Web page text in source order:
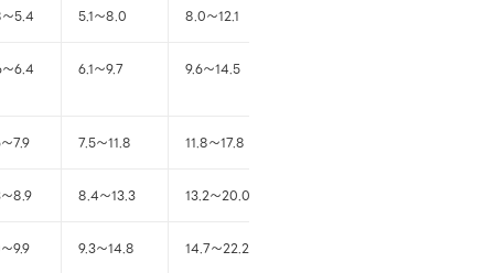
5.4 5.1～8.0 8.0～12.1
6.4 6.1～9.7
9.6～14.5
7.9 7.5～11.8 11.8～17.8
8.9 8.4～13.3 13.2～20.0
9.9 9.3～14.8 14.7～22.2